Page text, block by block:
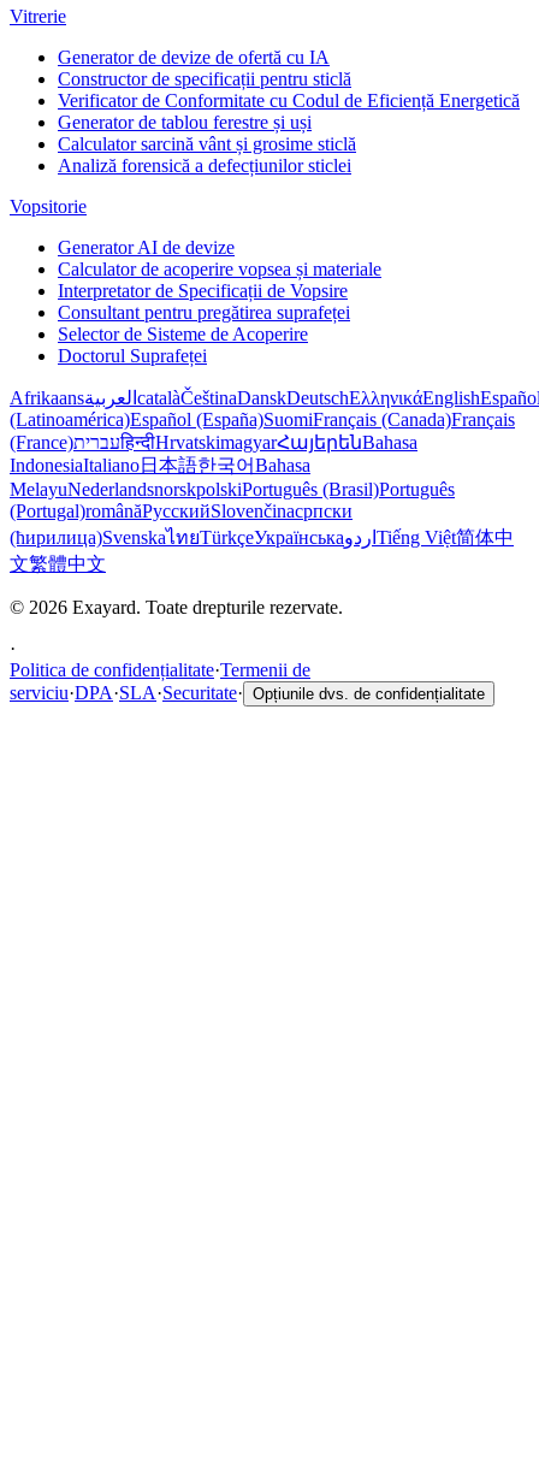
Vitrerie
Generator de devize de ofertă cu IA
Constructor de specificații pentru sticlă
Verificator de Conformitate cu Codul de Eficiență Energetică
Generator de tablou ferestre și uși
Calculator sarcină vânt și grosime sticlă
Analiză forensică a defecțiunilor sticlei
Vopsitorie
Generator AI de devize
Calculator de acoperire vopsea și materiale
Interpretator de Specificații de Vopsire
Consultant pentru pregătirea suprafeței
Selector de Sisteme de Acoperire
Doctorul Suprafeței
Afrikaansالعربية catalàČeštinaDanskDeutschΕλληνικάEnglish
(Latinoamérica)Español (España)SuomiFrançais (Canada)Français
(France)עבריתहिन्दीHrvatskimagyarՀայերենBahasa
IndonesiaItaliano日本語한국어Bahasa
MelayuNederlandsnorskpolskiPortuguês (Brasil)Português
(Portugal)românăРусскийSlovenčinaсрпски
(ћирилица)SvenskaไทยTürkçeУкраїнськаاردو Tiếng Việt简体中
文繁體中文
© 2026 Exayard. Toate drepturile rezervate.
·
Politica de confidențialitate·Termenii de
serviciu·DPA·SLA·Securitate· Opțiunile dvs. de confidențialitate